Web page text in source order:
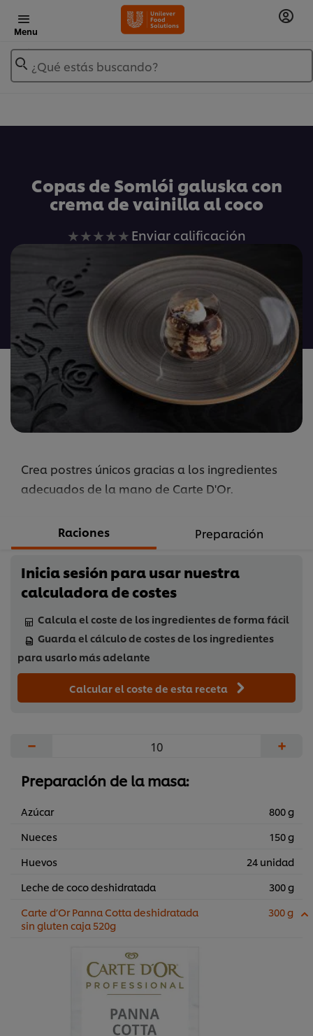
Menu
¿Qué estás buscando?
Copas de Somlói galuska con
crema de vainilla al coco
No
se
han
enviado
calificaciones
para
este
recipe
Enviar calificación
Crea postres únicos gracias a los ingredientes
adecuados de la mano de Carte D'Or.
Raciones Preparación
Inicia sesión para usar nuestra
calculadora de costes
Calcula el coste de los ingredientes de forma fácil
Guarda el cálculo de costes de los ingredientes
para usarlo más adelante
Calcular el coste de esta receta
− +
Preparación de la masa:
Azúcar
800 g
Nueces
150 g
Huevos
24 unidad
Leche de coco deshidratada
300 g
Carte d’Or Panna Cotta deshidratada
sin gluten caja 520g
300 g